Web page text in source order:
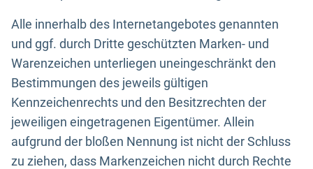
Alle innerhalb des Internetangebotes genannten
und ggf. durch Dritte geschützten Marken- und
Warenzeichen unterliegen uneingeschränkt den
Bestimmungen des jeweils gültigen
Kennzeichenrechts und den Besitzrechten der
jeweiligen eingetragenen Eigentümer. Allein
aufgrund der bloßen Nennung ist nicht der Schluss
zu ziehen, dass Markenzeichen nicht durch Rechte